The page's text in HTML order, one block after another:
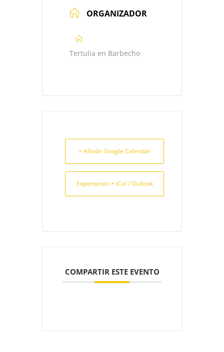
ORGANIZADOR
Tertulia en Barbecho
+ Añadir Google Calendar
Exportación + iCal / Outlook
COMPARTIR ESTE EVENTO